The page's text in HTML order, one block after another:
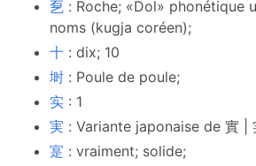
乭 : Roche; «Dol» phonétique
noms (kugja coréen);
十 : dix; 10
埘 : Poule de poule;
实 : 1
実 : Variante japonaise de 實 |
寔 : vraiment; solide;